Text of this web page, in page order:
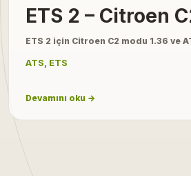
ETS 2 – Citroen
ETS 2 için Citroen C2 modu 1.36 ve
ATS ETS
Devamını oku →